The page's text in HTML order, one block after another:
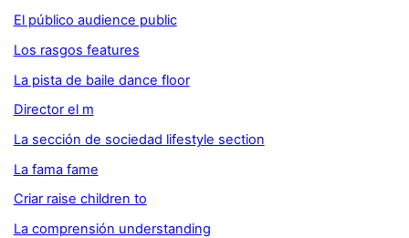
El público audience public
Los rasgos features
La pista de baile dance floor
Director el m
La sección de sociedad lifestyle section
La fama fame
Criar raise children to
La comprensión understanding